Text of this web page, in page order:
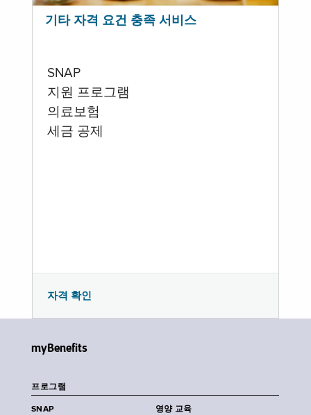
기타 자격 요건 충족 서비스
SNAP
지원 프로그램
의료보험
세금 공제
자격 확인
myBenefits
프로그램
SNAP 영양 교육